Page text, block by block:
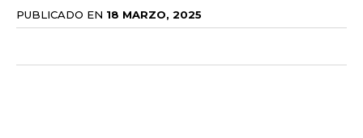
PUBLICADO EN 18 MARZO, 2025